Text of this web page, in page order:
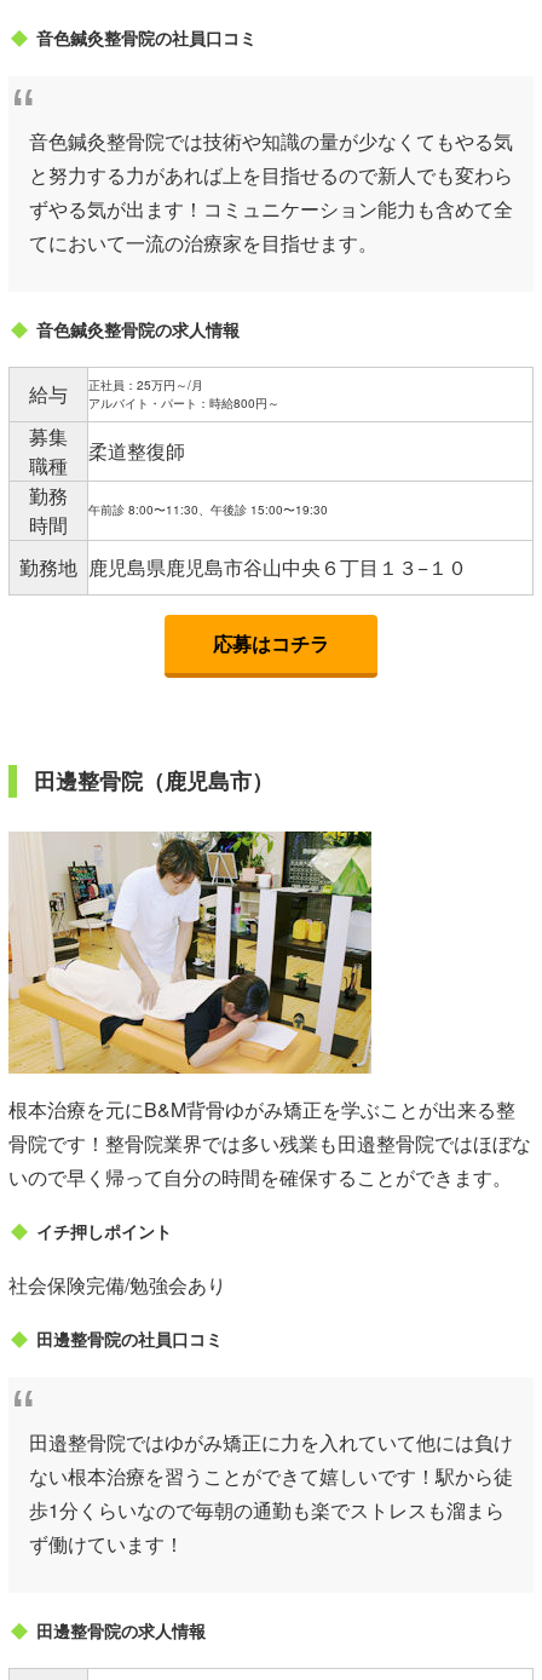
音色鍼灸整骨院の社員口コミ
音色鍼灸整骨院では技術や知識の量が少なくてもやる気
と努力する力があれば上を目指せるので新人でも変わら
ずやる気が出ます！コミュニケーション能力も含めて全
てにおいて一流の治療家を目指せます。
音色鍼灸整骨院の求人情報
給与
正社員：25万円～/月
アルバイト・パート：時給800円～
募集
職種
柔道整復師
勤務
時間
午前診 8:00〜11:30、午後診 15:00〜19:30
勤務地 鹿児島県鹿児島市谷山中央６丁目１３−１０
応募はコチラ
田邊整骨院（鹿児島市）
根本治療を元にB&M背骨ゆがみ矯正を学ぶことが出来る整
骨院です！整骨院業界では多い残業も田邉整骨院ではほぼな
いので早く帰って自分の時間を確保することができます。
イチ押しポイント
社会保険完備/勉強会あり
田邊整骨院の社員口コミ
田邉整骨院ではゆがみ矯正に力を入れていて他には負け
ない根本治療を習うことができて嬉しいです！駅から徒
歩1分くらいなので毎朝の通勤も楽でストレスも溜まら
ず働けています！
田邊整骨院の求人情報